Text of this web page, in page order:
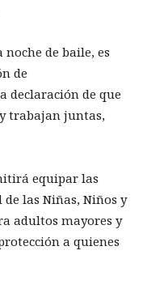
noche de baile, es
de
declaración de que
trabajan juntas,
equipar las
de las Niñas, Niños y
adultos mayores y
a quienes